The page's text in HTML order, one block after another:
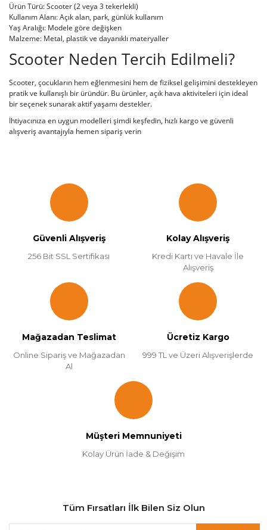
Ürün Türü: Scooter (2 veya 3 tekerlekli)
Kullanım Alanı: Açık alan, park, günlük kullanım
Yaş Aralığı: Modele göre değişken
Malzeme: Metal, plastik ve dayanıklı materyaller
Scooter Neden Tercih Edilmeli?
Scooter, çocukların hem eğlenmesini hem de fiziksel gelişimini destekleyen
pratik ve kullanışlı bir üründür. Bu ürünler, açık hava aktiviteleri için ideal
bir seçenek sunarak aktif yaşamı destekler.
İhtiyacınıza en uygun modelleri şimdi keşfedin, hızlı kargo ve güvenli
alışveriş avantajıyla hemen sipariş verin
Güvenli Alışveriş
256 Bit SSL Sertifikası
Kolay Alışveriş
Kredi Kartı ve Havale İle
Alışveriş
Mağazadan Teslimat
Online Sipariş ve Mağazadan
Al
Ücretiz Kargo
999 TL ve Üzeri Alışverişlerde
Müşteri Memnuniyeti
Kolay Ürün İade & Değişim
Tüm Fırsatları İlk Bilen Siz Olun